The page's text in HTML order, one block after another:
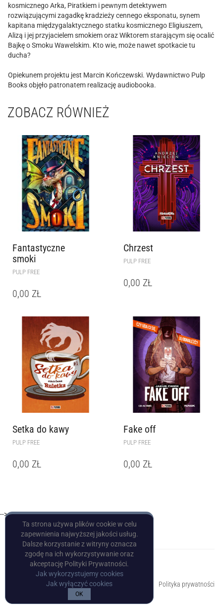
kosmicznego Arka, Piratkiem i pewnym detektywem
rozwiązującymi zagadkę kradzieży cennego eksponatu, synem
kapitana międzygalaktycznego statku kosmicznego Eligiuszem,
Alizą i jej przyjacielem smokiem oraz Wiktorem starającym się ocalić
Bajkę o Smoku Wawelskim. Kto wie, może nawet spotkacie tu
ducha?
Opiekunem projektu jest Marcin Kończewski. Wydawnictwo Pulp
Books objęło patronatem realizację audiobooka.
ZOBACZ RÓWNIEŻ
Fantastyczne
smoki
PULP FREE
0,00 ZŁ
Chrzest
PULP FREE
0,00 ZŁ
Setka do kawy
PULP FREE
0,00 ZŁ
Fake off
PULP FREE
0,00 ZŁ
-->
Copyright © Pulp Books
Polityka prywatności
Ta strona używa plików cookie w celu
zapewnienia najwyższej jakości usług.
Dalsze korzystanie z witryny oznacza
zgodę na ich wykorzystywanie oraz
akceptację Polityki Prywatności.
Jak wykorzystujemy cookies
Jak wyłączyć cookies
OK